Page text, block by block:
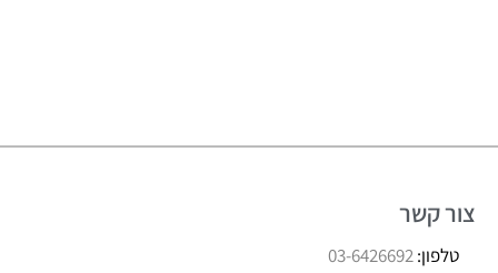
צור קשר
טלפון:03-6426692